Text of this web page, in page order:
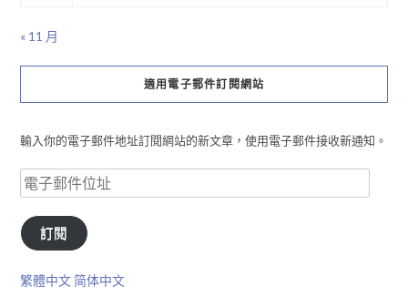
« 11 月
適用電子郵件訂閱網站
輸入你的電子郵件地址訂閱網站的新文章，使用電子郵件接收新通知。
訂閱
繁體中文 简体中文